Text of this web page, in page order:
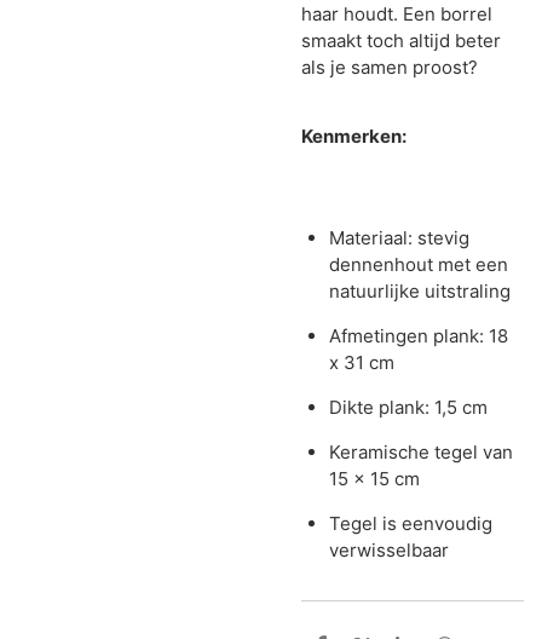
haar houdt. Een borrel
smaakt toch altijd beter
als je samen proost?
Kenmerken:
Materiaal: stevig
dennenhout met een
natuurlijke uitstraling
Afmetingen plank: 18
x 31 cm
Dikte plank: 1,5 cm
Keramische tegel van
15 x 15 cm
Tegel is eenvoudig
verwisselbaar